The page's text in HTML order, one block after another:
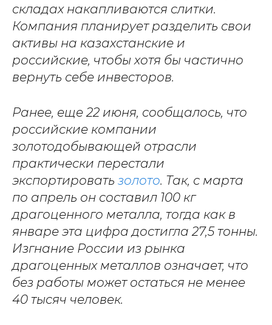
складах накапливаются слитки.
Компания планирует разделить свои
активы на казахстанские и
российские, чтобы хотя бы частично
вернуть себе инвесторов.
Ранее, еще 22 июня, сообщалось, что
российские компании
золотодобывающей отрасли
практически перестали
экспортировать золото. Так, с марта
по апрель он составил 100 кг
драгоценного металла, тогда как в
январе эта цифра достигла 27,5 тонны.
Изгнание России из рынка
драгоценных металлов означает, что
без работы может остаться не менее
40 тысяч человек.